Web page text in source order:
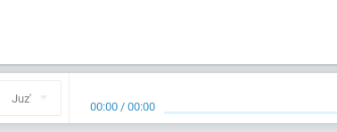
Juz' 00:00 /00:00